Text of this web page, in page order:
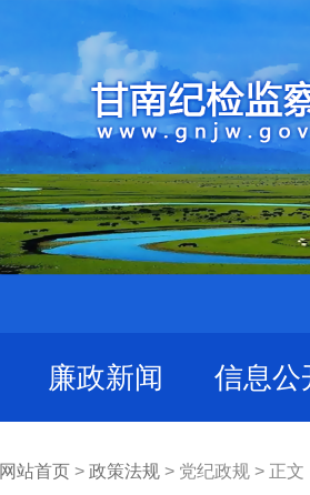
廉政新闻 信息公
网站首页 > 政策法规 > 党纪政规 > 正文